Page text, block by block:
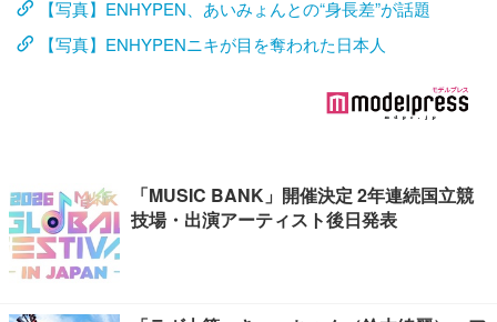
【写真】ENHYPEN、あいみょんとの“身長差”が話題
【写真】ENHYPENニキが目を奪われた日本人
「MUSIC BANK」開催決定 2年連続国立競
技場・出演アーティスト後日発表